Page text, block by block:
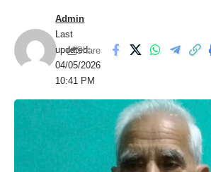
Last
updated:
04/05/2026
10:41 PM
Admin
Share